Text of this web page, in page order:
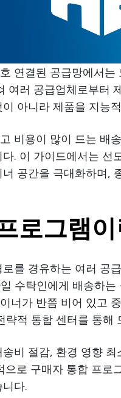
연결된 공급망에서
여러 공급업체로부터
아니라 제품을 지능
비용이 많이 드는 배
. 이 가이드에서는 선
공간을 극대화하며,
로그램
를 경유하는 여러 공
수탁인에게 배송하
너가 반쯤 비어 있고
략적 통합 센터를 통해
비 절감, 환경 영향
로 구매자 통합 프로
다.